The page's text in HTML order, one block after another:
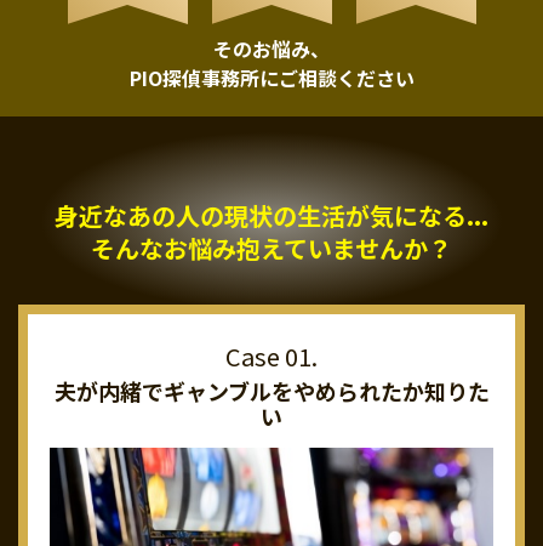
そのお悩み、
PIO探偵事務所にご相談ください
身近なあの人の現状の生活が気になる...
そんなお悩み抱えていませんか？
夫が内緒でギャンブルをやめられたか知りた
い